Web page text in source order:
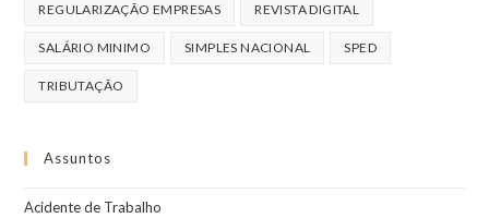
REGULARIZAÇÃO EMPRESAS REVISTA DIGITAL
SALÁRIO MINIMO SIMPLES NACIONAL SPED
TRIBUTAÇÃO
Assuntos
Acidente de Trabalho